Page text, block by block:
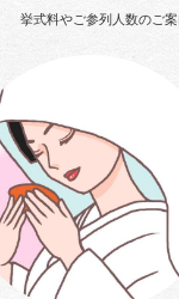
挙式料やご参列人数のご案